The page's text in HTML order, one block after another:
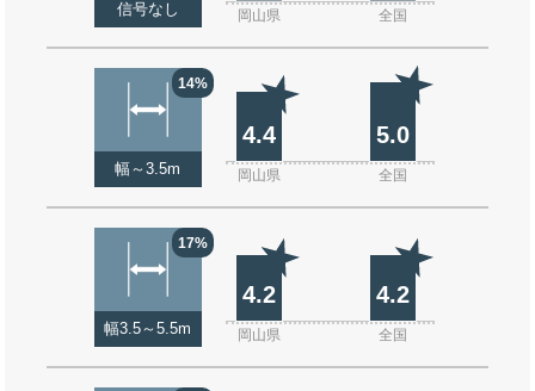
信号なし 岡山県 全国
14%
幅～3.5m
4.4 5.0
岡山県 全国
17%
幅3.5～5.5m
4.2 4.2
岡山県 全国